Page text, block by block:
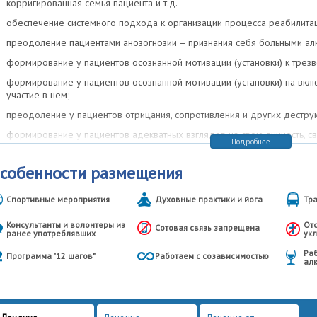
корригированная семья пациента и т.д.
обеспечение системного подхода к организации процесса
преодоление пациентами анозогнозии – признания себя больными
формирование у пациентов осознанной мотивации (установки) к
формирование у пациентов осознанной мотивации (установки) на
участие в нем;
преодоление у пациентов отрицания, сопротивления и других
формирование у пациентов адекватных взглядов на свою личность,
формирование у пациентов нормативной иерархии ценностей;
привлечение к реабилитации консультантов по химической
длительную ремиссию (выздоравливающих алкоголиков и
привлечение к реабилитации близких и родственников пациентов;
использование общеобразовательных лекций о проявлении
посещение пациентами, во время реабилитации, групп Анонимных
привлечение пациентов к сознательной и регулярной работе по
сообщества АА/АН, для достижения стойкой ремиссии;
Подробнее
размещения
Cпортивные мероприятия Духовные практики и йога
Консультанты и волонтеры из
ранее употреблявших
Cотовая связь запрещена
Программа "12 шагов" Работаем с созависимостью